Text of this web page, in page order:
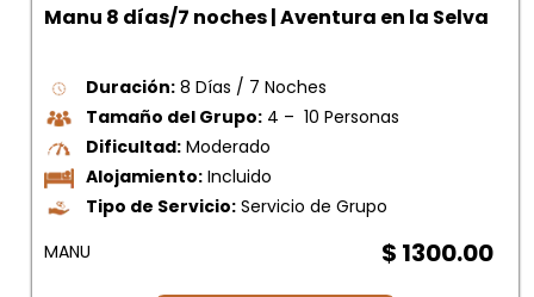
Manu 8 días/7 noches | Aventura en la Selva
Duración: 8 Días / 7 Noches
Tamaño del Grupo: 4 – 10 Personas
Dificultad: Moderado
Alojamiento: Incluido
Tipo de Servicio: Servicio de Grupo
MANU
$ 1300.00